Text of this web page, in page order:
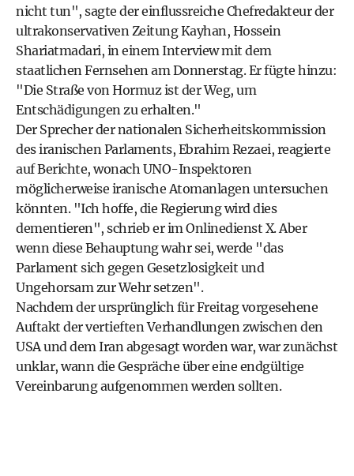
nicht tun", sagte der einflussreiche Chefredakteur der
ultrakonservativen Zeitung Kayhan, Hossein
Shariatmadari, in einem Interview mit dem
staatlichen Fernsehen am Donnerstag. Er fügte hinzu:
"Die Straße von Hormuz ist der Weg, um
Entschädigungen zu erhalten."
Der Sprecher der nationalen Sicherheitskommission
des iranischen Parlaments, Ebrahim Rezaei, reagierte
auf Berichte, wonach UNO-Inspektoren
möglicherweise iranische Atomanlagen untersuchen
könnten. "Ich hoffe, die Regierung wird dies
dementieren", schrieb er im Onlinedienst X. Aber
wenn diese Behauptung wahr sei, werde "das
Parlament sich gegen Gesetzlosigkeit und
Ungehorsam zur Wehr setzen".
Nachdem der ursprünglich für Freitag vorgesehene
Auftakt der vertieften Verhandlungen zwischen den
USA und dem Iran abgesagt worden war, war zunächst
unklar, wann die Gespräche über eine endgültige
Vereinbarung aufgenommen werden sollten.